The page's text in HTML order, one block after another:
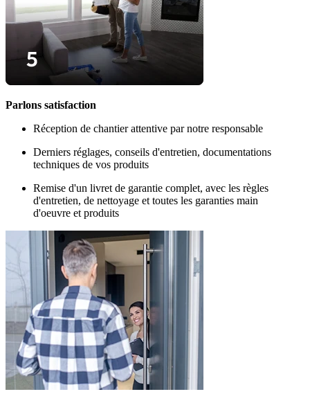
Parlons satisfaction
Réception de chantier attentive par notre responsable
Derniers réglages, conseils d'entretien, documentations
techniques de vos produits
Remise d'un livret de garantie complet, avec les règles
d'entretien, de nettoyage et toutes les garanties main
d'oeuvre et produits